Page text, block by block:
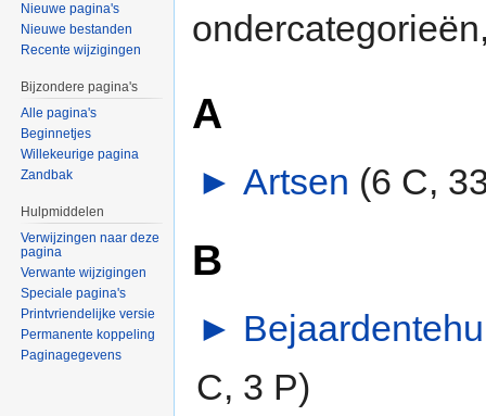
A
► Artsen (6 C,
B
►
C, 3 P)
Nieuwe pagina's
Nieuwe bestanden
Recente wijzigingen
Bijzondere pagina's
Alle pagina's
Beginnetjes
Willekeurige pagina
Zandbak
Hulpmiddelen
Verwijzingen naar deze
pagina
Verwante wijzigingen
Speciale pagina's
Printvriendelijke versie
Permanente koppeling
Paginagegevens